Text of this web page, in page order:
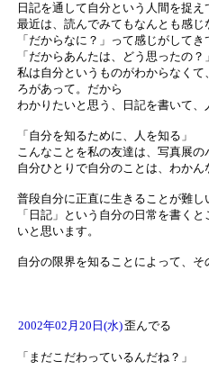
日記を通して自分という人間を捉
最近は、読んでみてもなんとも感じ
「だからなに？」って感じがしてき
「だからあんたは、どう思ったの
私は自分というものがわからなく
ろがあって。だから
わかりたいと思う、日記を書いて、
「自分を知るために、人を知る」
こんなことを私の友達は、写真展
自分ひとりで自分のことは、わか
普段自分に正直に生きることが難し
「日記」という自分の日常を書く
いと思います。
自分の限界を知ることによって、
2002年02月20日(水)歪んでる
「まだこだわっているんだね？」